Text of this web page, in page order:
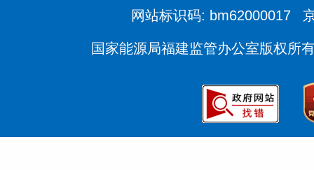
网站标识码: bm62000017
国家能源局福建监管办公室版权所